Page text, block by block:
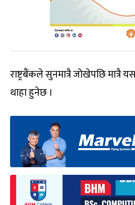
राष्ट्रबैंकले सुनमात्रै जोखेपछि मात्रै
थाहा हुनेछ ।